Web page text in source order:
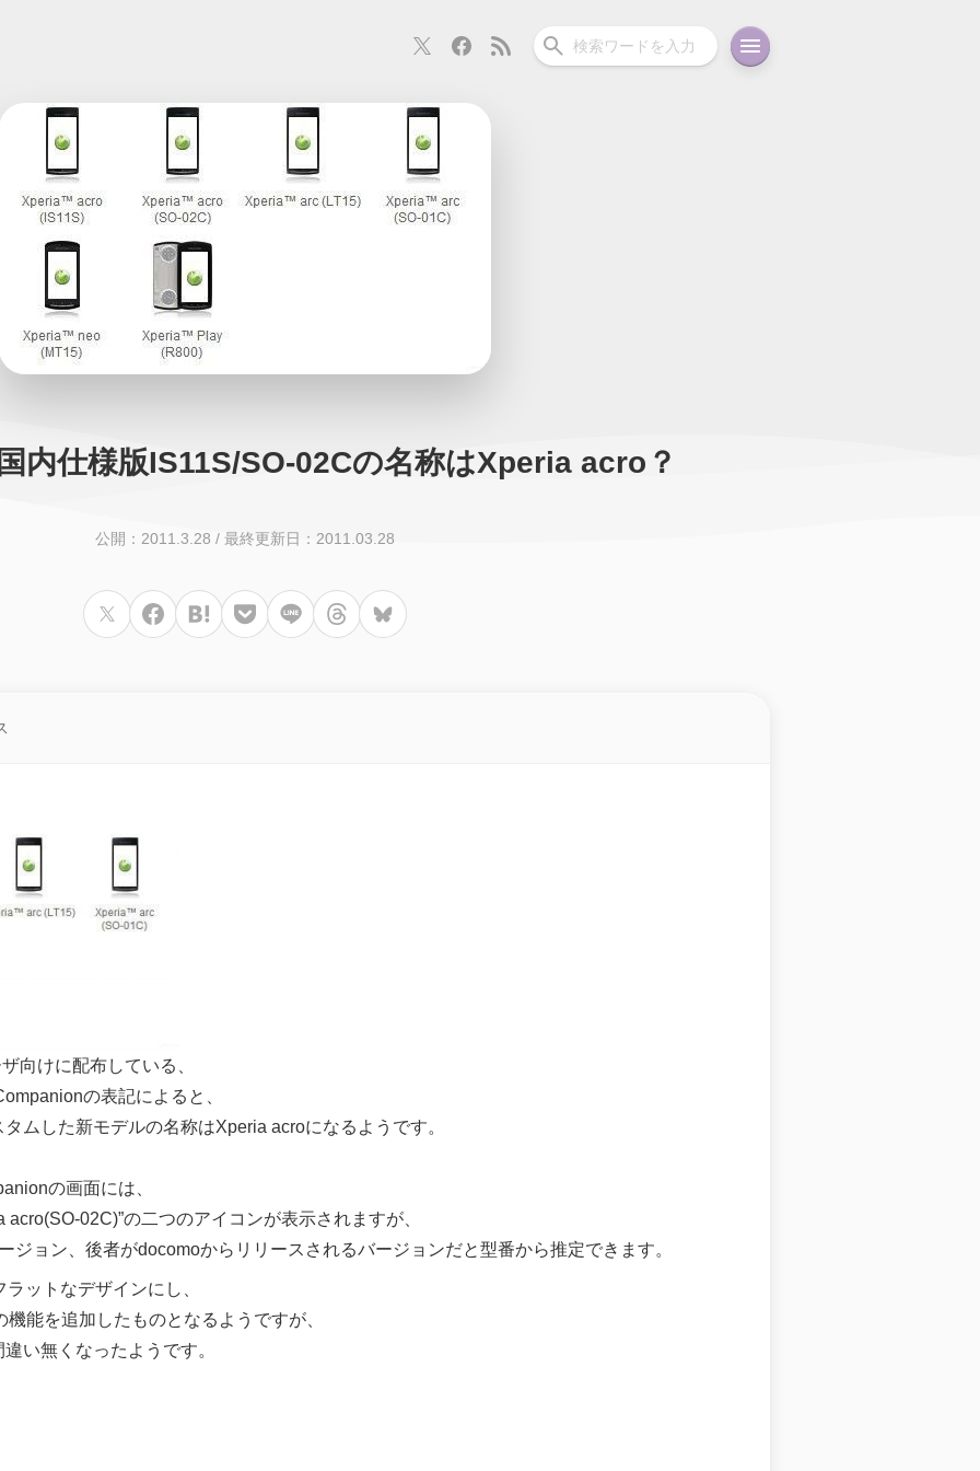
カメラ ウェアラブル スマートホーム 車・バイク
ョンカメラ 回線
内仕様版IS11S/SO-02Cの名称はXperia acro？
公開：2011.3.28 / 最終更新日：2011.03.28
向けに配布している、
の表記によると、
ムした新モデルの名称はXperia acroになるようです。
の画面には、
acro(SO-02C)”の二つのアイコンが表示されますが、
ジョン、後者がdocomoからリリースされるバージョンだと型番から推定できます。
ットなデザインにし、
能を追加したものとなるようですが、
い無くなったようです。